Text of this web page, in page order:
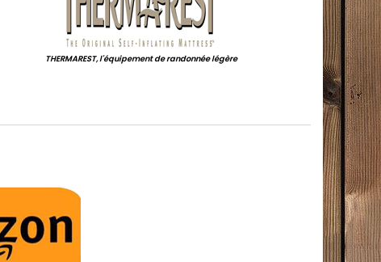
THERMAREST, l'équipement de randonnée légère